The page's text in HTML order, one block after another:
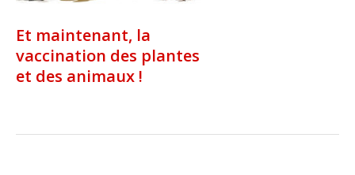
Et maintenant, la
vaccination des plantes
et des animaux !